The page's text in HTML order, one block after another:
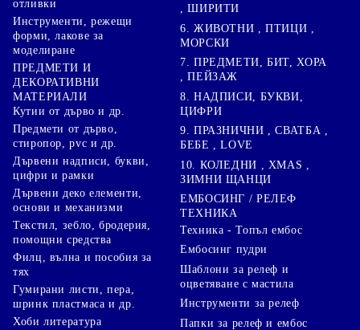
отливки
Инструменти, режещи
форми, лакове за
моделиране
ПРЕДМЕТИ И
ДЕКОРАТИВНИ
МАТЕРИАЛИ
Кутии от дърво и др.
Предмети от дърво,
стиропор, pvc и др.
Дървени надписи, букви,
цифри и рамки
Дървени деко елементи,
основи и механизми
Текстил, зебло, бродерия,
помощни средства
Филц, вълна и пособия за
тях
Гумирани листи, пера,
шринк пластмаса и др.
Хоби литература
, ШИРИТИ
6. ЖИВОТНИ , ПТИЦИ ,
МОРСКИ
7. ПРЕДМЕТИ, БИТ, ХОРА
, ПЕЙЗАЖ
8. НАДПИСИ, БУКВИ,
ЦИФРИ
9. ПРАЗНИЧНИ , СВАТБА ,
БЕБЕ , LOVE
10. КОЛЕДНИ , XMAS ,
ЗИМНИ ЩАНЦИ
ЕМБОСИНГ / РЕЛЕФ
ТЕХНИКА
Техника - Топъл ембос
Ембосинг пудри
Шаблони за релеф и
оцветяване с мастила
Инструменти за релеф
Папки за релеф и ембос